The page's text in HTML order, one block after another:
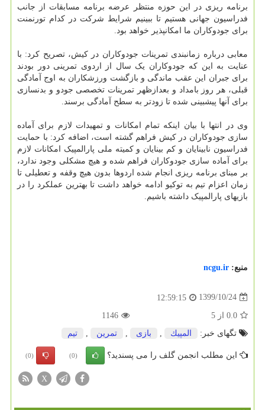
برنامه ریزی در این حوزه منتظر عرضه برنامه مسابقات از جانب
فدراسیون جهانی هستیم تا ببینیم شرایط شرکت در کدام تورنمنت
برای جودوکاران ما امکانپذیر خواهد بود.
معابی درباره زمانبندی تمرینات جودوکاران در کیش، تصریح کرد: با
عنایت به این که جودوکاران یک سال از اردوی تمرینی دور بودند
برای جبران این عقب ماندگی و بازگشت ورزشکاران به اوج آمادگی
قبلی، هر روز بامداد و بعدازظهر تمرینات تخصصی جودو و بدنسازی
برای آنها پیشبینی شده تا زودتر به سطح آمادگی برسند.
وی در انتها با بیان اینکه تمام امکانات و تمهیدات لازم برای آماده
سازی جودوکاران در کیش فراهم گشته است، اضافه کرد: با حمایت
فدراسیون نابینایان و کم بینایان و کمیته ملی پارالمپیک امکانات لازم
برای آماده سازی جودوکاران فراهم شده و هیچ مشکلی وجود ندارد،
بر مبنای برنامه ریزی انجام شده اردوها بدون هیچ وقفه و تعطیلی تا
زمان اعزام تیم به توکیو ادامه خواهد داشت تا بهترین عملکرد را در
بازیهای پارالمپیک داشته باشیم.
منبع: ncgu.ir
1399/10/24
12:59:15
0.0 از 5
1146
تگهای خبر:
المپیك بازی تمرین تیم
این مطلب انجمن گلف را می پسندید؟ (0)
(0)
X